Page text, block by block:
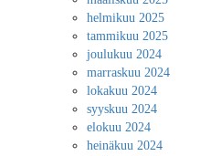
helmikuu 2025
tammikuu 2025
joulukuu 2024
marraskuu 2024
lokakuu 2024
syyskuu 2024
elokuu 2024
heinäkuu 2024